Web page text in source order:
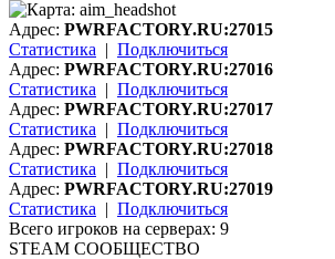
Адрес: PWRFACTORY.RU:27015
Статистика | Подключиться
Адрес: PWRFACTORY.RU:27016
Статистика | Подключиться
Адрес: PWRFACTORY.RU:27017
Статистика | Подключиться
Адрес: PWRFACTORY.RU:27018
Статистика | Подключиться
Адрес: PWRFACTORY.RU:27019
Статистика | Подключиться
Всего игроков на серверах: 9
STEAM СООБЩЕСТВО